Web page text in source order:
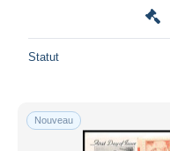
Statut
Nouveau